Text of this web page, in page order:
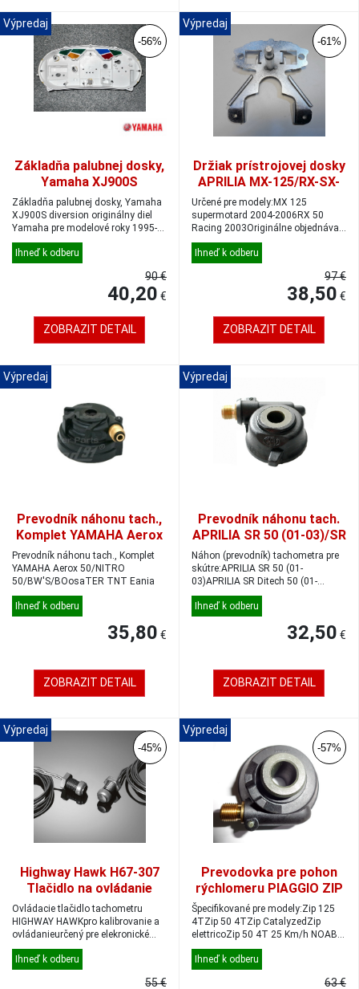
Výpredaj
-56%
Základňa palubnej dosky,
Yamaha XJ900S
diversion
Základňa palubnej dosky, Yamaha
XJ900S diversion originálny diel
Yamaha pre modelové roky 1995-
20...
Ihneď k odberu
90 €
40,20 €
ZOBRAZIT DETAIL
Výpredaj
-61%
Držiak prístrojovej dosky
APRILIA MX-125/RX-SX-
50
Určené pre modely:MX 125
supermotard 2004-2006RX 50
Racing 2003Originálne objednávací
kód: AP8234227...
Ihneď k odberu
97 €
38,50 €
ZOBRAZIT DETAIL
Výpredaj
Prevodník náhonu tach.,
Komplet YAMAHA Aerox
50/NITRO
50/BW'S/BOosaTER TNT
Eania
Prevodník náhonu tach., Komplet
YAMAHA Aerox 50/NITRO
50/BW'S/BOosaTER TNT Eania
Ihneď k odberu
35,80 €
ZOBRAZIT DETAIL
Výpredaj
Prevodník náhonu tach.
APRILIA SR 50 (01-03)/SR
Ditech 50 (01-03)/SR
STEALTH 50 (97-00)/SR
STREET 50 (04-)/SR
WWW 50 (97-0
Náhon (prevodník) tachometra pre
skútre:APRILIA SR 50 (01-
03)APRILIA SR Ditech 50 (01-
03)APRILIA SR ...
Ihneď k odberu
32,50 €
ZOBRAZIT DETAIL
Výpredaj
-45%
Highway Hawk H67-307
Tlačidlo na ovládanie
rýchlomeru
Ovládacie tlačidlo tachometru
HIGHWAY HAWKpro kalibrovanie a
ovládanieurčený pre elekronické
tachome...
Ihneď k odberu
55 €
Výpredaj
-57%
Prevodovka pre pohon
rýchlomeru PIAGGIO ZIP
50/100
Špecifikované pre modely:Zip 125
4TZip 50 4TZip CatalyzedZip
elettricoZip 50 4T 25 Km/h NOABS
E2 200...
Ihneď k odberu
63 €